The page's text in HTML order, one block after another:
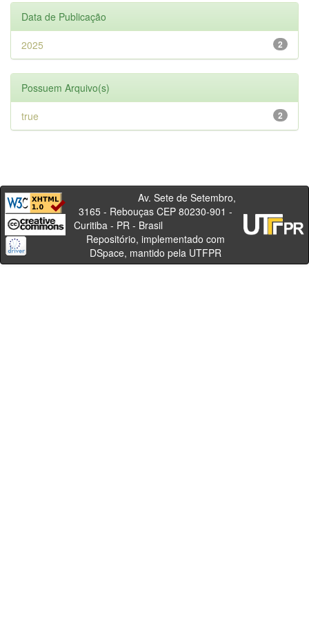
Data de Publicação
2
2025
Possuem Arquivo(s)
2
true
Av. Sete de Setembro,
3165 - Rebouças CEP 80230-901 -
Curitiba - PR - Brasil
Repositório, implementado com
DSpace, mantido pela UTFPR